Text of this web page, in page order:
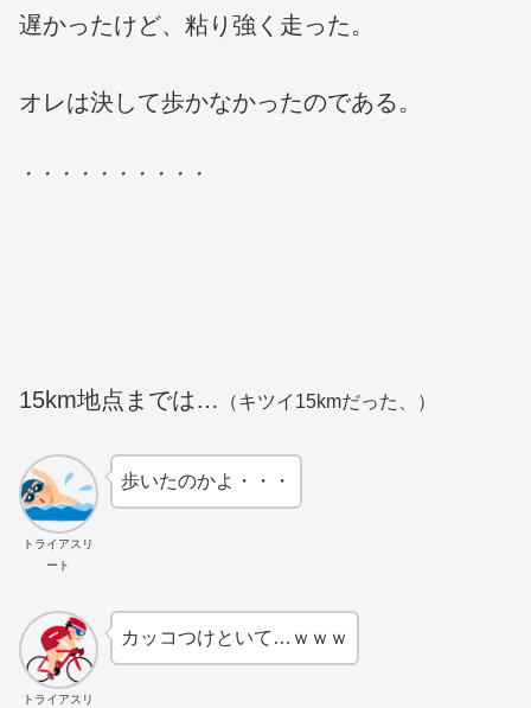
遅かったけど、粘り強く走った。
オレは決して歩かなかったのである。
・・・・・・・・・・
15km地点までは… （キツイ15kmだった、）
トライアスリ
ート
歩いたのかよ・・・
トライアスリ
カッコつけといて…ｗｗｗ